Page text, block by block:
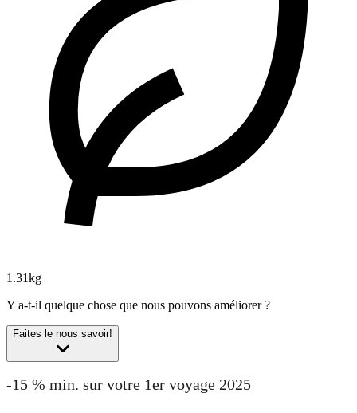
1.31kg
Y a-t-il quelque chose que nous pouvons améliorer ?
Faites le nous savoir!
-15 % min. sur votre 1er voyage 2025